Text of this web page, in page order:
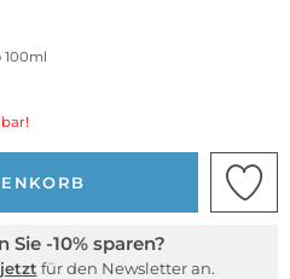
100ml
Sie -10% sparen?
jetzt für den Newsletter an.